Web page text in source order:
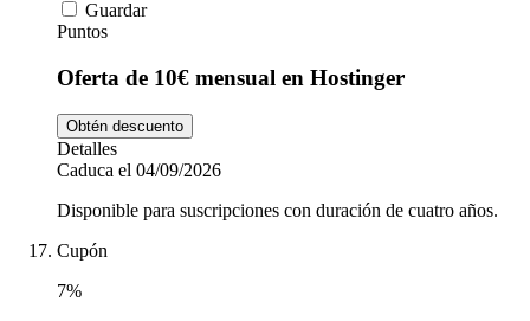
Guardar
Puntos
Oferta de 10€ mensual en Hostinger
Obtén descuento
Detalles
Caduca el 04/09/2026
Disponible para suscripciones con duración de cuatro años.
Cupón
7%